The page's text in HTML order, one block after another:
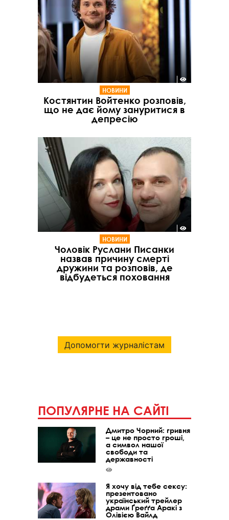
НОВИНИ
Костянтин Войтенко розповів,
що не дає йому зануритися в
депресію
НОВИНИ
Чоловік Руслани Писанки
назвав причину смерті
дружини та розповів, де
відбудеться поховання
Допомогти журналістам
ПОПУЛЯРНЕ НА САЙТІ
Дмитро Чорний: гривня
– це не просто гроші,
а символ нашої
свободи та
державності
Я хочу від тебе сексу:
презентовано
український трейлер
драми Ґреґґа Аракі з
Олівією Вайлд